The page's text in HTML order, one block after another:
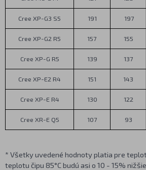
Cree XP-G3 S5 191 197
Cree XP-G2 R5 157 155
Cree XP-G R5 139 137
Cree XP-E2 R4 151 143
Cree XP-E R4 130 122
Cree XR-E Q5 107 93
* Všetky uvedené hodnoty platia pre
teplotu čipu 85°C budú asi o 10 - 15%